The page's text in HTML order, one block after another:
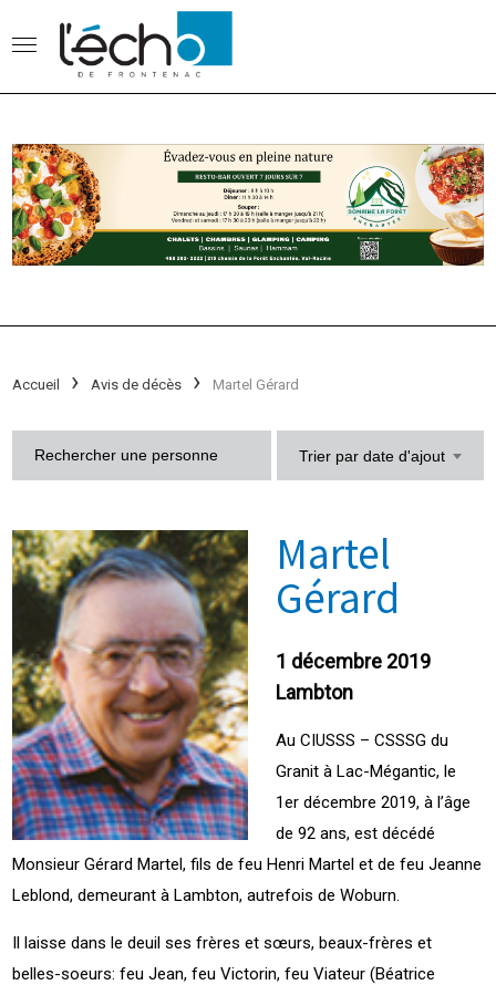
Accueil Avis de décès Martel Gérard
Trier par date d'ajout
Martel
Gérard
1 décembre 2019
Lambton
Au CIUSSS – CSSSG du
Granit à Lac-Mégantic, le
1er décembre 2019, à l’âge
de 92 ans, est décédé
Monsieur Gérard Martel, fils de feu Henri Martel et de feu Jeanne
Leblond, demeurant à Lambton, autrefois de Woburn.
Il laisse dans le deuil ses frères et sœurs, beaux-frères et
belles-soeurs: feu Jean, feu Victorin, feu Viateur (Béatrice